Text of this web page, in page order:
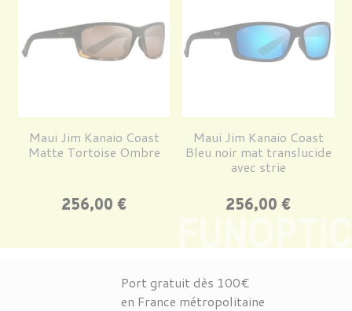
Maui Jim Kanaio Coast
Matte Tortoise Ombre
Prix
256,00 €
Maui Jim Kanaio Coast
Bleu noir mat translucide
avec strie
Prix
256,00 €
Port gratuit dès 100€
en France métropolitaine